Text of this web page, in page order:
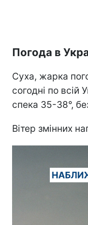
Погода в
Суха, жарка
согодні по всій
спека 35-38°,
Вітер змінних